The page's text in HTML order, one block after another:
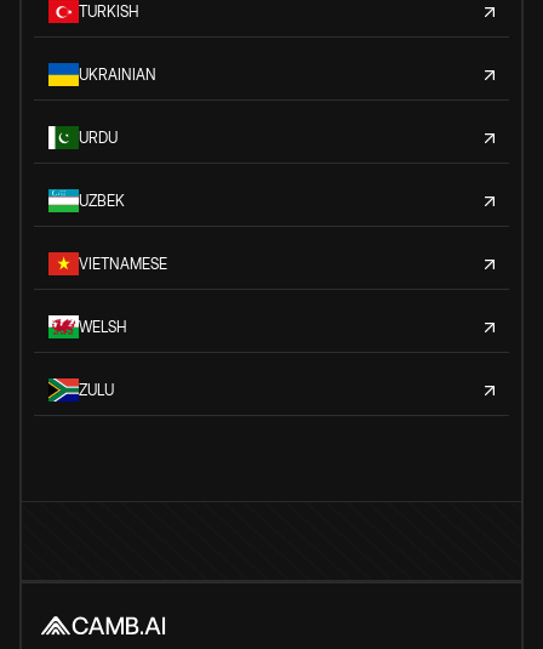
TURKISH
UKRAINIAN
URDU
UZBEK
VIETNAMESE
WELSH
ZULU